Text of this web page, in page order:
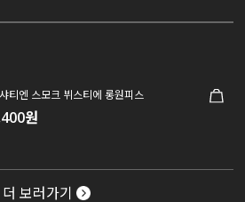
티엔 스모크 뷔스티에 롱원피스
원
더 보러가기